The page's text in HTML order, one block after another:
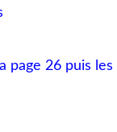
page 26 puis